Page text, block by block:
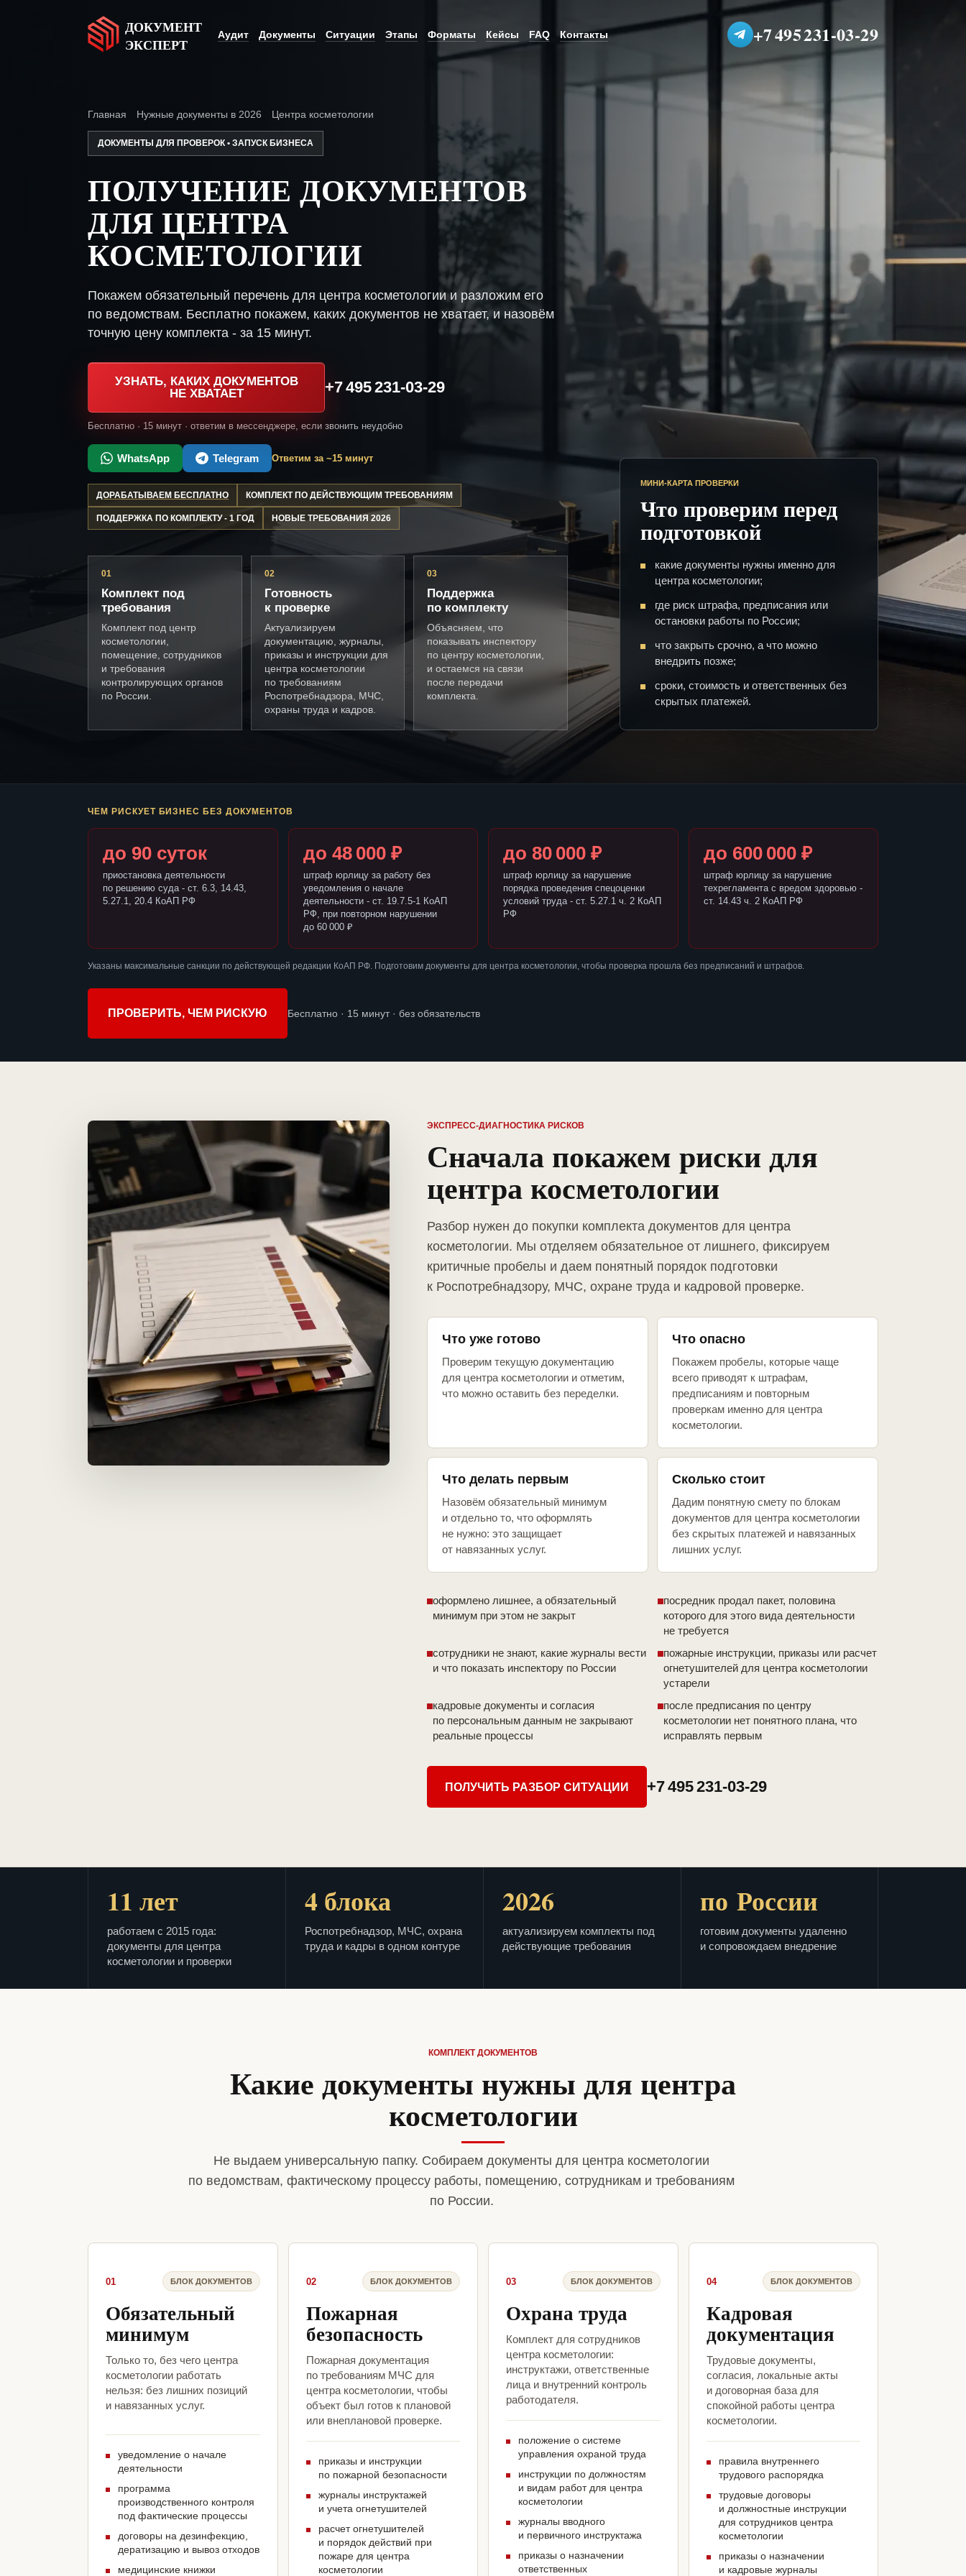
ДОКУМЕНТ
ЭКСПЕРТ
Аудит Документы Ситуации Этапы Форматы Кейсы FAQ Контакты +7 495 231-03-29
Главная Нужные документы в 2026 Центра косметологии
ДОКУМЕНТЫ ДЛЯ ПРОВЕРОК • ЗАПУСК БИЗНЕСА
ПОЛУЧЕНИЕ ДОКУМЕНТОВ
ДЛЯ ЦЕНТРА
КОСМЕТОЛОГИИ
Покажем обязательный перечень для центра косметологии и разложим его
по ведомствам. Бесплатно покажем, каких документов не хватает, и назовём
точную цену комплекта - за 15 минут.
УЗНАТЬ, КАКИХ ДОКУМЕНТОВ
НЕ ХВАТАЕТ
+7 495 231-03-29
Бесплатно · 15 минут · ответим в мессенджере, если звонить неудобно
WhatsApp Telegram Ответим за ~15 минут
ДОРАБАТЫВАЕМ БЕСПЛАТНО КОМПЛЕКТ ПО ДЕЙСТВУЮЩИМ ТРЕБОВАНИЯМ
ПОДДЕРЖКА ПО КОМПЛЕКТУ - 1 ГОД НОВЫЕ ТРЕБОВАНИЯ 2026
01
Комплект под
требования
Комплект под центр
косметологии,
помещение, сотрудников
и требования
контролирующих органов
по России.
02
Готовность
к проверке
Актуализируем
документацию, журналы,
приказы и инструкции для
центра косметологии
по требованиям
Роспотребнадзора, МЧС,
охраны труда и кадров.
03
Поддержка
по комплекту
Объясняем, что
показывать инспектору
по центру косметологии,
и остаемся на связи
после передачи
комплекта.
МИНИ-КАРТА ПРОВЕРКИ
Что проверим перед
подготовкой
какие документы нужны именно для
центра косметологии;
где риск штрафа, предписания или
остановки работы по России;
что закрыть срочно, а что можно
внедрить позже;
сроки, стоимость и ответственных без
скрытых платежей.
ЧЕМ РИСКУЕТ БИЗНЕС БЕЗ ДОКУМЕНТОВ
до 90 суток
приостановка деятельности
по решению суда - ст. 6.3, 14.43,
5.27.1, 20.4 КоАП РФ
до 48 000 ₽
штраф юрлицу за работу без
уведомления о начале
деятельности - ст. 19.7.5-1 КоАП
РФ, при повторном нарушении
до 60 000 ₽
до 80 000 ₽
штраф юрлицу за нарушение
порядка проведения спецоценки
условий труда - ст. 5.27.1 ч. 2 КоАП
РФ
до 600 000 ₽
штраф юрлицу за нарушение
техрегламента с вредом здоровью -
ст. 14.43 ч. 2 КоАП РФ
Указаны максимальные санкции по действующей редакции КоАП РФ. Подготовим документы для центра косметологии, чтобы проверка прошла без предписаний и штрафов.
ПРОВЕРИТЬ, ЧЕМ РИСКУЮ Бесплатно · 15 минут · без обязательств
ЭКСПРЕСС-ДИАГНОСТИКА РИСКОВ
Сначала покажем риски для
центра косметологии
Разбор нужен до покупки комплекта документов для центра
косметологии. Мы отделяем обязательное от лишнего, фиксируем
критичные пробелы и даем понятный порядок подготовки
к Роспотребнадзору, МЧС, охране труда и кадровой проверке.
Что уже готово
Проверим текущую документацию
для центра косметологии и отметим,
что можно оставить без переделки.
Что опасно
Покажем пробелы, которые чаще
всего приводят к штрафам,
предписаниям и повторным
проверкам именно для центра
косметологии.
Что делать первым
Назовём обязательный минимум
и отдельно то, что оформлять
не нужно: это защищает
от навязанных услуг.
Сколько стоит
Дадим понятную смету по блокам
документов для центра косметологии
без скрытых платежей и навязанных
лишних услуг.
оформлено лишнее, а обязательный
минимум при этом не закрыт
посредник продал пакет, половина
которого для этого вида деятельности
не требуется
сотрудники не знают, какие журналы вести
и что показать инспектору по России
пожарные инструкции, приказы или расчет
огнетушителей для центра косметологии
устарели
кадровые документы и согласия
по персональным данным не закрывают
реальные процессы
после предписания по центру
косметологии нет понятного плана, что
исправлять первым
ПОЛУЧИТЬ РАЗБОР СИТУАЦИИ +7 495 231-03-29
11 лет
работаем с 2015 года:
документы для центра
косметологии и проверки
4 блока
Роспотребнадзор, МЧС, охрана
труда и кадры в одном контуре
2026
актуализируем комплекты под
действующие требования
по России
готовим документы удаленно
и сопровождаем внедрение
КОМПЛЕКТ ДОКУМЕНТОВ
Какие документы нужны для центра
косметологии
Не выдаем универсальную папку. Собираем документы для центра косметологии
по ведомствам, фактическому процессу работы, помещению, сотрудникам и требованиям
по России.
01 БЛОК ДОКУМЕНТОВ
Обязательный
минимум
Только то, без чего центра
косметологии работать
нельзя: без лишних позиций
и навязанных услуг.
уведомление о начале
деятельности
программа
производственного контроля
под фактические процессы
договоры на дезинфекцию,
дератизацию и вывоз отходов
медицинские книжки
02 БЛОК ДОКУМЕНТОВ
Пожарная
безопасность
Пожарная документация
по требованиям МЧС для
центра косметологии, чтобы
объект был готов к плановой
или внеплановой проверке.
приказы и инструкции
по пожарной безопасности
журналы инструктажей
и учета огнетушителей
расчет огнетушителей
и порядок действий при
пожаре для центра
косметологии
03 БЛОК ДОКУМЕНТОВ
Охрана труда
Комплект для сотрудников
центра косметологии:
инструктажи, ответственные
лица и внутренний контроль
работодателя.
положение о системе
управления охраной труда
инструкции по должностям
и видам работ для центра
косметологии
журналы вводного
и первичного инструктажа
приказы о назначении
ответственных
04 БЛОК ДОКУМЕНТОВ
Кадровая
документация
Трудовые документы,
согласия, локальные акты
и договорная база для
спокойной работы центра
косметологии.
правила внутреннего
трудового распорядка
трудовые договоры
и должностные инструкции
для сотрудников центра
косметологии
приказы о назначении
и кадровые журналы